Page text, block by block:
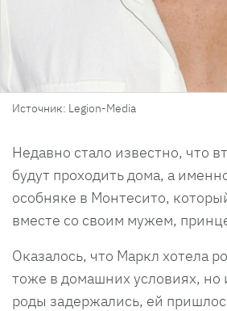
Источник: Legion-Media
Недавно стало известно, что
будут проходить дома, а
особняке в Монтесито,
вместе со своим мужем,
Оказалось, что Маркл хотела
тоже в домашних условиях, но
роды задержались, ей